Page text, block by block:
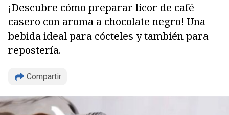
¡Descubre cómo preparar licor de café
casero con aroma a chocolate negro! Una
bebida ideal para cócteles y también para
repostería.
Compartir